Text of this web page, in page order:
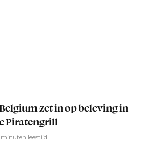
zet in op beleving in
Piratengrill
minuten leestijd